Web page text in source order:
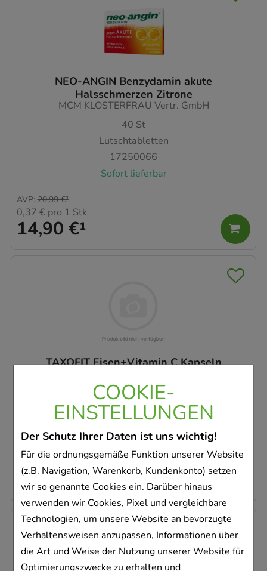
COOKIE-
EINSTELLUNGEN
Der Schutz Ihrer Daten ist uns wichtig!
Für die ordnungsgemäße Funktion unserer Website
(z.B. Navigation, Warenkorb, Kundenkonto) setzen
wir so genannte Cookies ein. Darüber hinaus
verwenden wir Cookies, Pixel und vergleichbare
Technologien, um unsere Website an bevorzugte
Verhaltensweisen anzupassen, Informationen über
die Art und Weise der Nutzung unserer Website für
Optimierungszwecke zu erhalten und
NEO-ANGIN Benzydamin akute
Halsschmerzen Zitrone
MCM KLOSTERFRAU Vertr. GmbH
40 St
Lutschtabletten
17250066
Sofort lieferbar
14,90 €¹
AVP: 20,99 €²
0,37 € pro 1 Stk
TAXOFIT Eisen+Vitamin C Kapseln
40St
Kapseln
Sofort lieferbar
5,08 €¹
0,13 € pro 1 Stk
-21%